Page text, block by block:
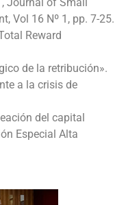
Vol 16 Nº 1, pp. 7-25.
Reward
de la retribución».
a la crisis de
del capital
Especial Alta